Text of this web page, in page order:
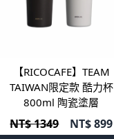
【RICOCAFE】TEAM
TAIWAN限定款 酷力杯
800ml 陶瓷塗層
NT$ 1349 NT$899